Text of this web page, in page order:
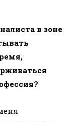
в зоне